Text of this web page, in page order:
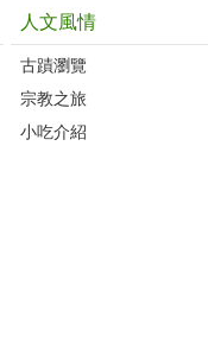
人文風情
古蹟瀏覽
宗教之旅
小吃介紹